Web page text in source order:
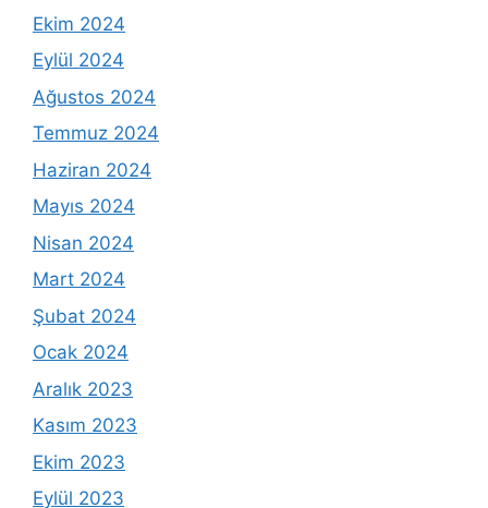
Ekim 2024
Eylül 2024
Ağustos 2024
Temmuz 2024
Haziran 2024
Mayıs 2024
Nisan 2024
Mart 2024
Şubat 2024
Ocak 2024
Aralık 2023
Kasım 2023
Ekim 2023
Eylül 2023